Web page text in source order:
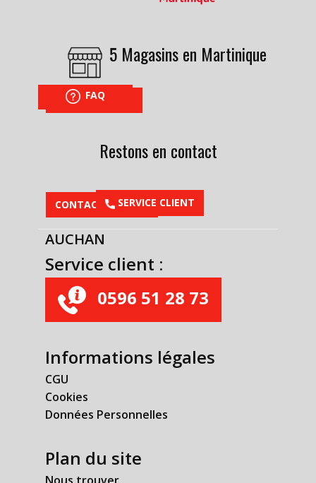
5 Magasins en Martinique
NOUS TROUVER
FAQ
Restons en contact
CONTACTEZ-NOUS​SERVICE CLIENT
AUCHAN
Service client :
0596 51 28 73
Informations légales
CGU
Cookies
Données Personnelles
Plan du site